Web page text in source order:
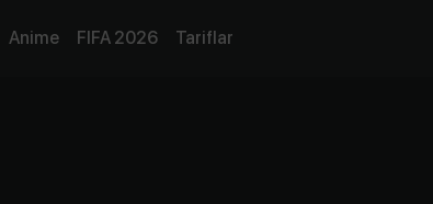
Anime FIFA 2026 Tariflar